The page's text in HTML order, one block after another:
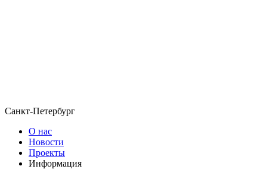
Санкт-Петербург
О нас
Новости
Проекты
Информация